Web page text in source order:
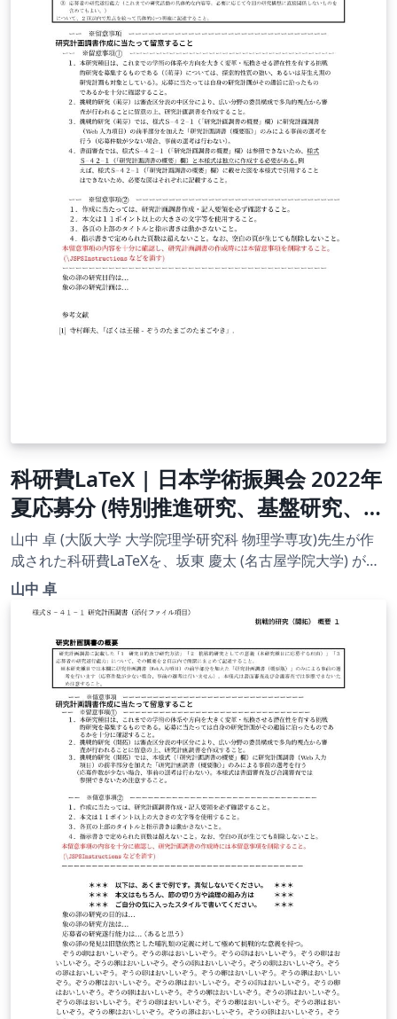
科研費LaTeX | 日本学術振興会 2022年
夏応募分 (特別推進研究、基盤研究、挑
戦的研究、若手研究) | 挑戦的研究(萌
芽) | 2022.08.02
山中 卓 (大阪大学 大学院理学研究科 物理学専攻)先生が作
成された科研費LaTeXを、坂東 慶太 (名古屋学院大学) が了
承を得てテンプレート登録しています。 詳細はこちら↓を
山中 卓